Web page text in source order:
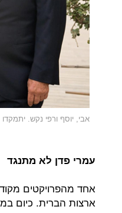
אבי, יוסף ורפי נקש.
עמרי פדן לא מתנגד
ארצות הברית. כיום